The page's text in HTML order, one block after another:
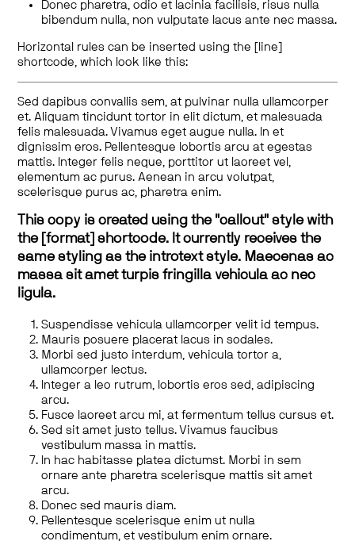
Donec pharetra, odio et lacinia facilisis, risus nulla
bibendum nulla, non vulputate lacus ante nec massa.
Horizontal rules can be inserted using the [line]
shortcode, which look like this:
Sed dapibus convallis sem, at pulvinar nulla ullamcorper
et. Aliquam tincidunt tortor in elit dictum, et malesuada
felis malesuada. Vivamus eget augue nulla. In et
dignissim eros. Pellentesque lobortis arcu at egestas
mattis. Integer felis neque, porttitor ut laoreet vel,
elementum ac purus. Aenean in arcu volutpat,
scelerisque purus ac, pharetra enim.
This copy is created using the "callout" style with
the [format] shortcode. It currently receives the
same styling as the introtext style. Maecenas ac
massa sit amet turpis fringilla vehicula ac nec
ligula.
Suspendisse vehicula ullamcorper velit id tempus.
Mauris posuere placerat lacus in sodales.
Morbi sed justo interdum, vehicula tortor a,
ullamcorper lectus.
Integer a leo rutrum, lobortis eros sed, adipiscing
arcu.
Fusce laoreet arcu mi, at fermentum tellus cursus et.
Sed sit amet justo tellus. Vivamus faucibus
vestibulum massa in mattis.
In hac habitasse platea dictumst. Morbi in sem
ornare ante pharetra scelerisque mattis sit amet
arcu.
Donec sed mauris diam.
Pellentesque scelerisque enim ut nulla
condimentum, et vestibulum enim ornare.